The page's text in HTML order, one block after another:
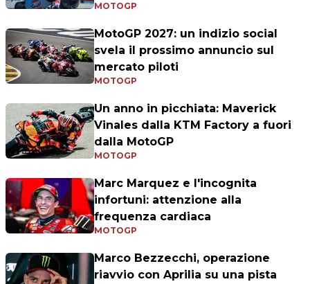
MOTOGP
MotoGP 2027: un indizio social
svela il prossimo annuncio sul
mercato piloti
MOTOGP
Un anno in picchiata: Maverick
Vinales dalla KTM Factory a fuori
dalla MotoGP
MOTOGP
Marc Marquez e l'incognita
infortuni: attenzione alla
frequenza cardiaca
MOTOGP
Marco Bezzecchi, operazione
riavvio con Aprilia su una pista